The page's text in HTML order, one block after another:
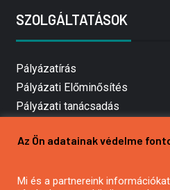
SZOLGÁLTATÁSOK
Pályázatírás
Pályázati Előminősítés
Pályázati tanácsadás
Mezőgazdasági pályázatírás
Pályázatírás civil
Az Ön adatainak védelme
Mi és a partnereink